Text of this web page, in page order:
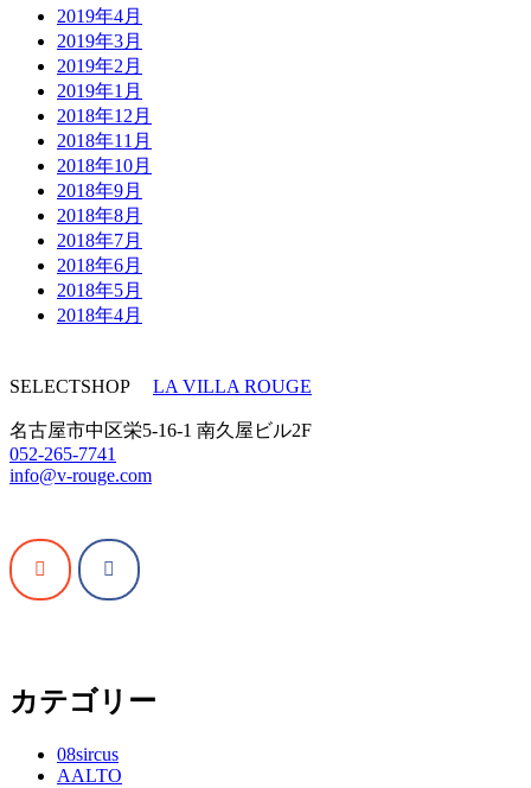
2019年4月
2019年3月
2019年2月
2019年1月
2018年12月
2018年11月
2018年10月
2018年9月
2018年8月
2018年7月
2018年6月
2018年5月
2018年4月
SELECTSHOP LA VILLA ROUGE
名古屋市中区栄5-16-1 南久屋ビル2F
052-265-7741
info@v-rouge.com
カテゴリー
08sircus
AALTO